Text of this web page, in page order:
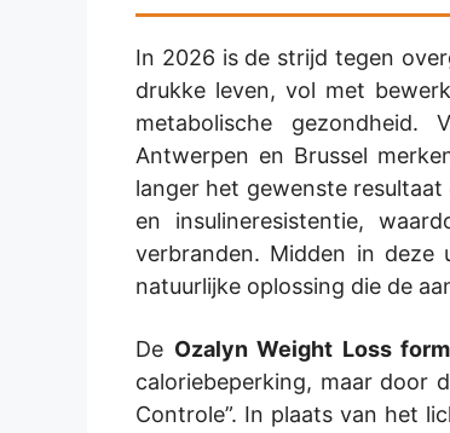
In 2026 is de strijd tegen
drukke leven, vol met
metabolische gezondheid.
Antwerpen en Brussel
langer het gewenste
en insulineresistentie,
verbranden. Midden in deze
natuurlijke oplossing die de
De Ozalyn Weight Loss
caloriebeperking, maar door
Controle”. In plaats van het